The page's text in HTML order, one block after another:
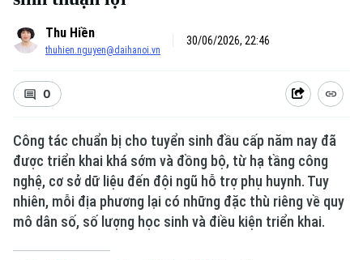
Thu Hiền
thuhien.nguyen@daihanoi.vn
30/06/2026, 22:46
0
Công tác chuẩn bị cho tuyển sinh đầu cấp năm nay đã
được triển khai khá sớm và đồng bộ, từ hạ tầng công
nghệ, cơ sở dữ liệu đến đội ngũ hỗ trợ phụ huynh. Tuy
nhiên, mỗi địa phương lại có những đặc thù riêng về quy
mô dân số, số lượng học sinh và điều kiện triển khai.